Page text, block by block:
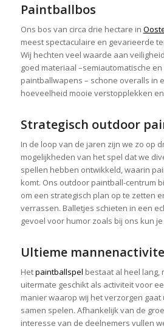
Paintballbos
Ons bos van circa drie hectare in
meest spectaculaire en gevarieerde
Wij hechten veel waarde aan
goed materiaal –semiautomatische
paintballwapens – schone overalls in
hoeveelheid mooie verstopplekken
Strategisch outdoor
In de loop van de jaren zijn we zo op
mogelijkheden van het spel dat we
spellen hebben ontwikkeld, waarin
komt. Ons outdoor paintball-centrum
om een strategisch plan op te zetten
verrassen. Balletjes schieten in een
gevoel voor humor zoals bij ons kun
Ultieme
Hetpaintballspel bestaat al heel lang,
uitermate geschikt als activiteit voor
manier waarop wij het verzorgen
samen spelen. Afhankelijk van de
interesse van de deelnemers vullen